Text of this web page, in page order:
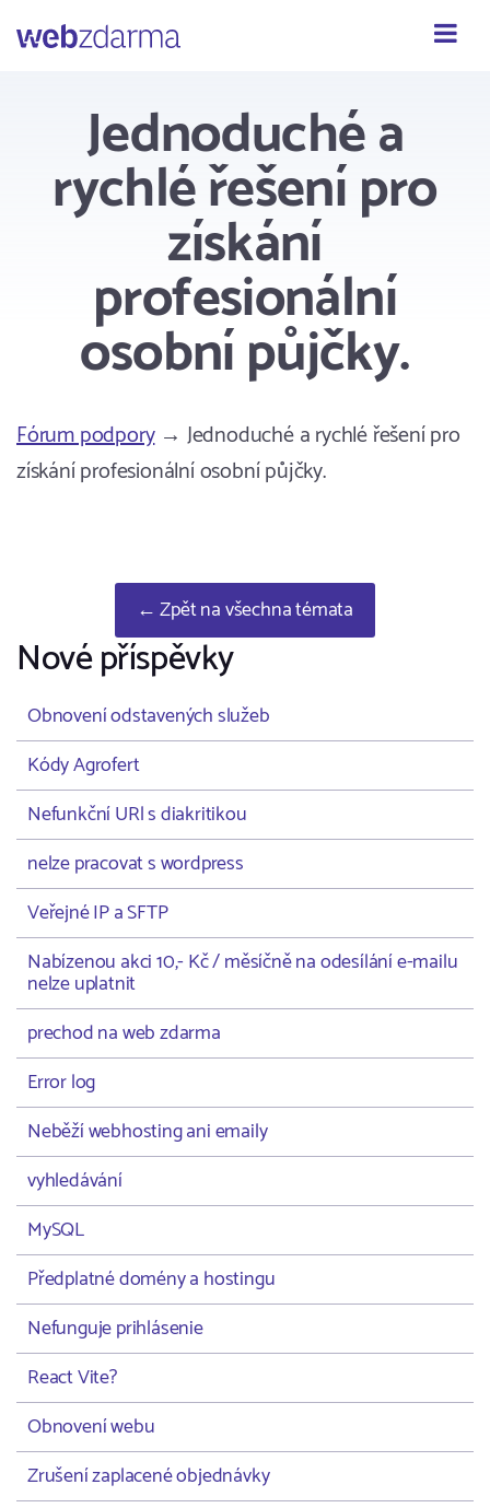
Webzdarma
Jednoduché a
rychlé řešení pro
získání
profesionální
osobní půjčky.
Fórum podpory→ Jednoduché a rychlé řešení pro
získání profesionální osobní půjčky.
← Zpět na všechna témata
Nové příspěvky
Obnovení odstavených služeb
Kódy Agrofert
Nefunkční URl s diakritikou
nelze pracovat s wordpress
Veřejné IP a SFTP
Nabízenou akci 10,- Kč / měsíčně na odesílání e-mailu
nelze uplatnit
prechod na web zdarma
Error log
Neběží webhosting ani emaily
vyhledávání
MySQL
Předplatné domény a hostingu
Nefunguje prihlásenie
React Vite?
Obnovení webu
Zrušení zaplacené objednávky